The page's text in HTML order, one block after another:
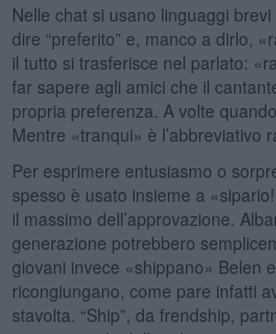
Nelle chat si usano linguaggi
dire “preferito” e, manco a dirlo,
il tutto si trasferisce nel parlato:
far sapere agli amici che il
propria preferenza. A volte
Mentre «tranqui» è l’abbreviativo
Per esprimere entusiasmo o
spesso è usato insieme a
il massimo dell’approvazione.
generazione potrebbero
giovani invece «shippano» Belen
ricongiungano, come pare infatti
stavolta. “Ship”, da frendship,